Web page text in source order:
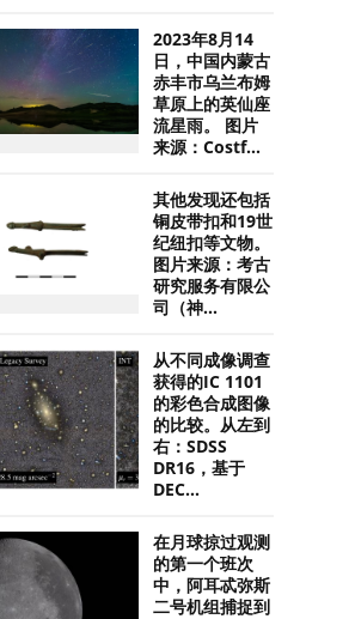
2023年8月14
日，中国内蒙古
赤丰市乌兰布姆
草原上的英仙座
流星雨。 图片
来源：Costf...
其他发现还包括
铜皮带扣和19世
纪纽扣等文物。
图片来源：考古
研究服务有限公
司（神...
从不同成像调查
获得的IC 1101
的彩色合成图像
的比较。从左到
右：SDSS
DR16，基于
DEC...
在月球掠过观测
的第一个班次
中，阿耳忒弥斯
二号机组捕捉到